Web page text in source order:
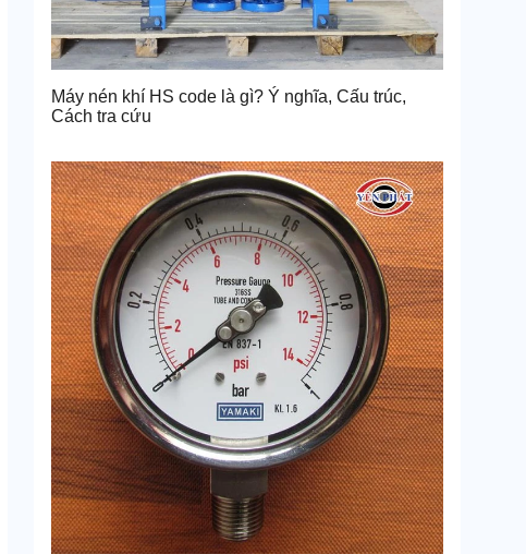
Máy nén khí HS code là gì? Ý nghĩa, Cấu trúc,
Cách tra cứu